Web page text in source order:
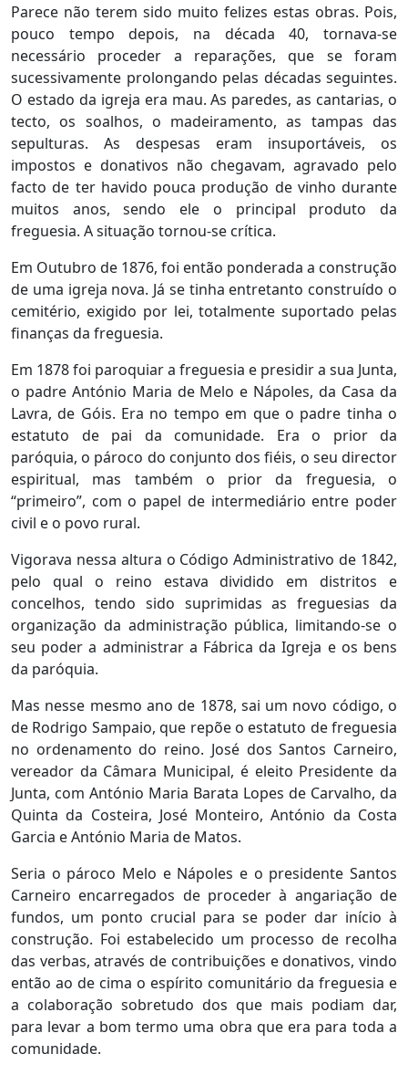
Parece não terem sido muito felizes estas obras. Pois,
pouco tempo depois, na década 40, tornava-se
necessário proceder a reparações, que se foram
sucessivamente prolongando pelas décadas seguintes.
O estado da igreja era mau. As paredes, as cantarias, o
tecto, os soalhos, o madeiramento, as tampas das
sepulturas. As despesas eram insuportáveis, os
impostos e donativos não chegavam, agravado pelo
facto de ter havido pouca produção de vinho durante
muitos anos, sendo ele o principal produto da
freguesia. A situação tornou-se crítica.
Em Outubro de 1876, foi então ponderada a construção
de uma igreja nova. Já se tinha entretanto construído o
cemitério, exigido por lei, totalmente suportado pelas
finanças da freguesia.
Em 1878 foi paroquiar a freguesia e presidir a sua Junta,
o padre António Maria de Melo e Nápoles, da Casa da
Lavra, de Góis. Era no tempo em que o padre tinha o
estatuto de pai da comunidade. Era o prior da
paróquia, o pároco do conjunto dos fiéis, o seu director
espiritual, mas também o prior da freguesia, o
“primeiro”, com o papel de intermediário entre poder
civil e o povo rural.
Vigorava nessa altura o Código Administrativo de 1842,
pelo qual o reino estava dividido em distritos e
concelhos, tendo sido suprimidas as freguesias da
organização da administração pública, limitando-se o
seu poder a administrar a Fábrica da Igreja e os bens
da paróquia.
Mas nesse mesmo ano de 1878, sai um novo código, o
de Rodrigo Sampaio, que repõe o estatuto de freguesia
no ordenamento do reino. José dos Santos Carneiro,
vereador da Câmara Municipal, é eleito Presidente da
Junta, com António Maria Barata Lopes de Carvalho, da
Quinta da Costeira, José Monteiro, António da Costa
Garcia e António Maria de Matos.
Seria o pároco Melo e Nápoles e o presidente Santos
Carneiro encarregados de proceder à angariação de
fundos, um ponto crucial para se poder dar início à
construção. Foi estabelecido um processo de recolha
das verbas, através de contribuições e donativos, vindo
então ao de cima o espírito comunitário da freguesia e
a colaboração sobretudo dos que mais podiam dar,
para levar a bom termo uma obra que era para toda a
comunidade.